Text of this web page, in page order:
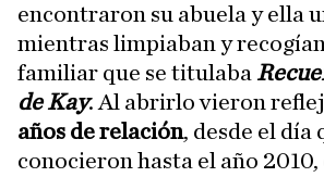
encontraron su abuela y ella
mientras limpiaban y recogían
familiar que se titulaba
de Kay. Al abrirlo vieron
años de relación, desde el día
conocieron hasta el año